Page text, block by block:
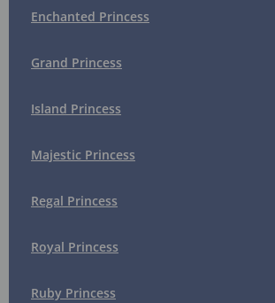
Enchanted Princess
Grand Princess
Island Princess
Majestic Princess
Regal Princess
Royal Princess
Ruby Princess